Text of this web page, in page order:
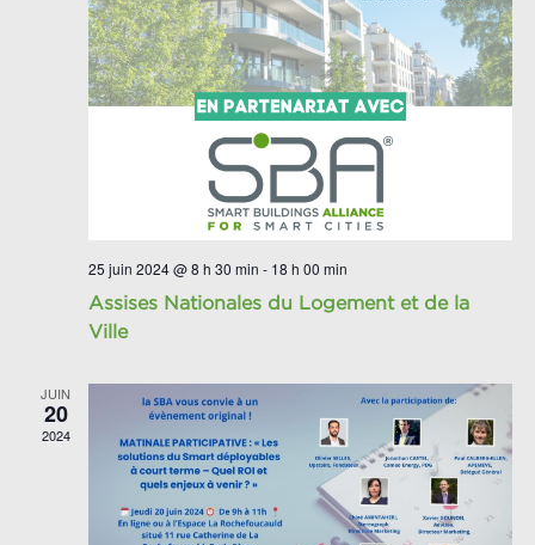
25 juin 2024 @ 8 h 30 min - 18 h 00 min
Assises Nationales du Logement et de la
Ville
JUIN
20
2024